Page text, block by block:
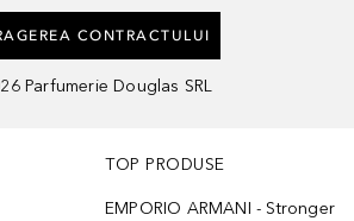
CONTRACTULUI
Parfumerie Douglas SRL
TOP PRODUSE
EMPORIO ARMANI - Stronger